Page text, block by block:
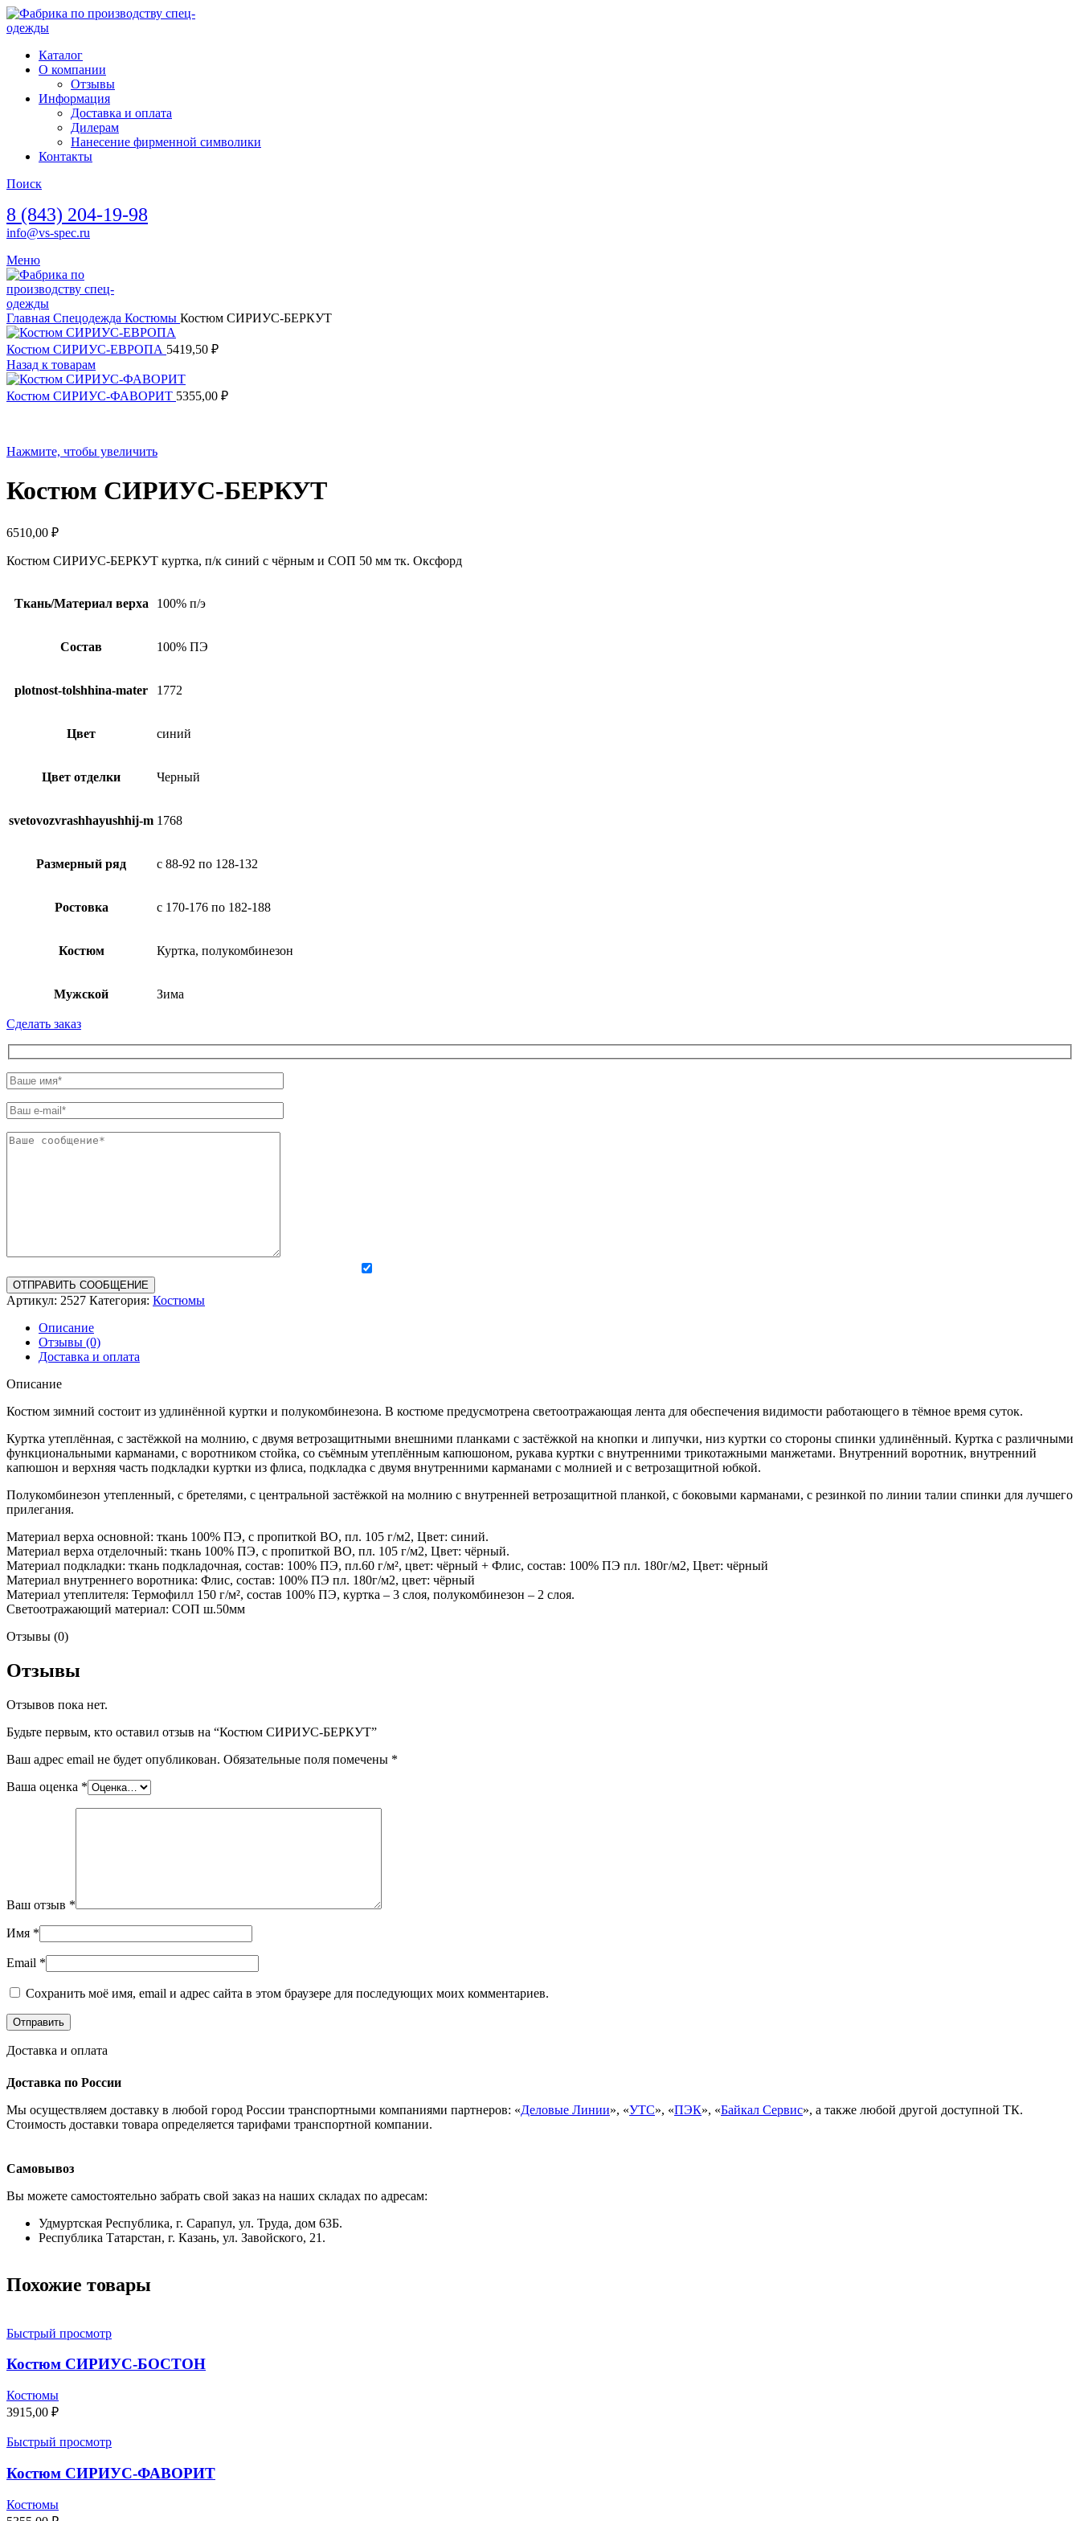
Каталог
О компании
Отзывы
Информация
Доставка и оплата
Дилерам
Нанесение фирменной символики
Контакты
Поиск
8 (843) 204-19-98
info@vs-spec.ru
Меню
Главная Спецодежда Костюмы Костюм СИРИУС-БЕРКУТ
Костюм СИРИУС-ЕВРОПА 5419,50 ₽
Назад к товарам
Костюм СИРИУС-ФАВОРИТ 5355,00 ₽
Нажмите, чтобы увеличить
Костюм СИРИУС-БЕРКУТ
6510,00 ₽
Костюм СИРИУС-БЕРКУТ куртка, п/к синий с чёрным и СОП 50 мм тк. Оксфорд
Ткань/Материал верха 100% п/э
Состав 100% ПЭ
plotnost-tolshhina-mater 1772
Цвет синий
Цвет отделки Черный
svetovozvrashhayushhij-m 1768
Размерный ряд с 88-92 по 128-132
Ростовка с 170-176 по 182-188
Костюм Куртка, полукомбинезон
Мужской Зима
Сделать заказ
Артикул: 2527 Категория: Костюмы
Описание
Отзывы (0)
Доставка и оплата
Описание
Костюм зимний состоит из удлинённой куртки и полукомбинезона. В костюме предусмотрена светоотражающая лента для обеспечения видимости работающего в тёмное время суток.
Куртка утеплённая, с застёжкой на молнию, с двумя ветрозащитными внешними планками с застёжкой на кнопки и липучки, низ куртки со стороны спинки удлинённый. Куртка с различными
функциональными карманами, с воротником стойка, со съёмным утеплённым капюшоном, рукава куртки с внутренними трикотажными манжетами. Внутренний воротник, внутренний
капюшон и верхняя часть подкладки куртки из флиса, подкладка с двумя внутренними карманами с молнией и с ветрозащитной юбкой.
Полукомбинезон утепленный, с бретелями, с центральной застёжкой на молнию с внутренней ветрозащитной планкой, с боковыми карманами, с резинкой по линии талии спинки для лучшего
прилегания.
Материал верха основной: ткань 100% ПЭ, с пропиткой ВО, пл. 105 г/м2, Цвет: синий.
Материал верха отделочный: ткань 100% ПЭ, с пропиткой ВО, пл. 105 г/м2, Цвет: чёрный.
Материал подкладки: ткань подкладочная, состав: 100% ПЭ, пл.60 г/м², цвет: чёрный + Флис, состав: 100% ПЭ пл. 180г/м2, Цвет: чёрный
Материал внутреннего воротника: Флис, состав: 100% ПЭ пл. 180г/м2, цвет: чёрный
Материал утеплителя: Термофилл 150 г/м², состав 100% ПЭ, куртка – 3 слоя, полукомбинезон – 2 слоя.
Светоотражающий материал: СОП ш.50мм
Отзывы (0)
Отзывы
Отзывов пока нет.
Будьте первым, кто оставил отзыв на “Костюм СИРИУС-БЕРКУТ”
Ваш адрес email не будет опубликован. Обязательные поля помечены *
Ваша оценка *
Ваш отзыв *
Имя *
Email *
Сохранить моё имя, email и адрес сайта в этом браузере для последующих моих комментариев.
Доставка и оплата
Доставка по России
Мы осуществляем доставку в любой город России транспортными компаниями партнеров: «Деловые Линии», «УТС», «ПЭК», «Байкал Сервис», а также любой другой доступной ТК.
Стоимость доставки товара определяется тарифами транспортной компании.
Самовывоз
Вы можете самостоятельно забрать свой заказ на наших складах по адресам:
Удмуртская Республика, г. Сарапул, ул. Труда, дом 63Б.
Республика Татарстан, г. Казань, ул. Завойского, 21.
Похожие товары
Быстрый просмотр
Костюм СИРИУС-БОСТОН
Костюмы
3915,00 ₽
Быстрый просмотр
Костюм СИРИУС-ФАВОРИТ
Костюмы